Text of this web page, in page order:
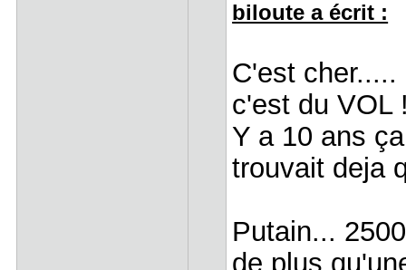
biloute a écrit :
C'est
c'est du VOL
Y a 10 ans
trouvait deja
Putain...
de plus